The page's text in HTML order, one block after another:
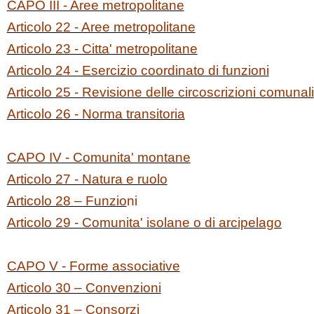
CAPO III - Aree metropolitane
Articolo 22 - Aree metropolitane
Articolo 23 - Citta' metropolitane
Articolo 24 - Esercizio coordinato di funzioni
Articolo 25 - Revisione delle circoscrizioni comunali
Articolo 26 - Norma transitoria
CAPO IV - Comunita' montane
Articolo 27 - Natura e ruolo
Articolo 28 – Funzioni
Articolo 29 - Comunita' isolane o di arcipelago
CAPO V - Forme associative
Articolo 30 – Convenzioni
Articolo 31 – Consorzi